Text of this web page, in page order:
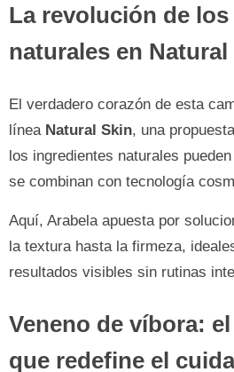
La revolución de
naturales en Natural
El verdadero corazón de esta
línea Natural Skin, una
los ingredientes naturales
se combinan con tecnología
Aquí, Arabela apuesta por
la textura hasta la firmeza,
resultados visibles sin rutinas
Veneno de víbora:
que redefine el